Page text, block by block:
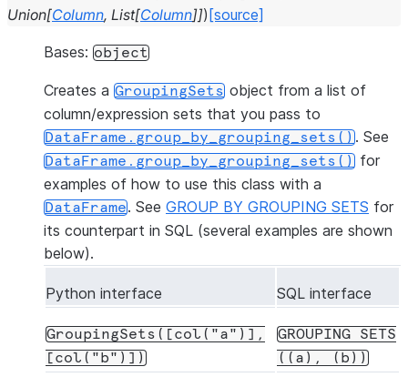
Union[Column, List[Column]]) [source]
Bases: object
Creates a GroupingSets object from a list of
column/expression sets that you pass to
DataFrame.group_by_grouping_sets(). See
DataFrame.group_by_grouping_sets() for
examples of how to use this class with a
DataFrame. See GROUP BY GROUPING SETS for
its counterpart in SQL (several examples are shown
below).
Python interface SQL interface
GroupingSets([col("a")],
[col("b")])
GROUPING
SETS
((a),
(b))